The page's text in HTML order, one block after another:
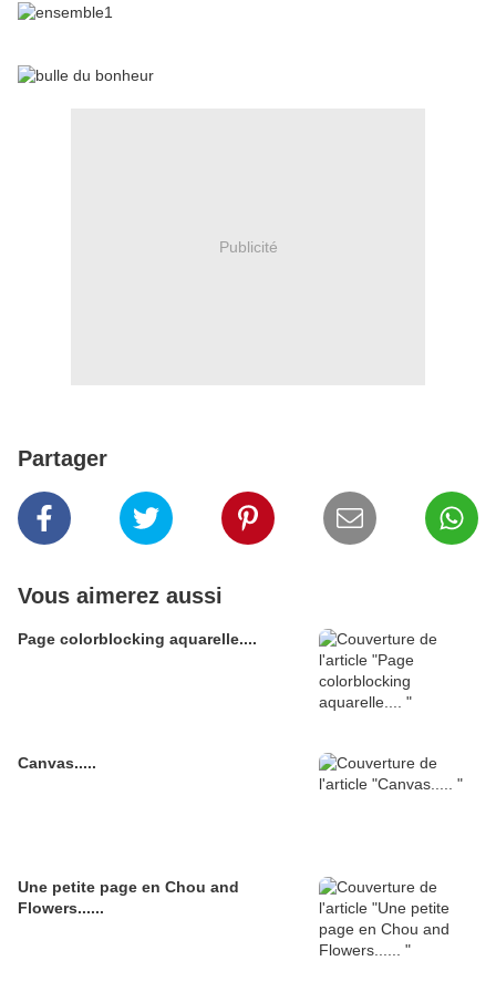
Publicité
Partager
Vous aimerez aussi
Page colorblocking aquarelle....
Canvas.....
Une petite page en Chou and
Flowers......